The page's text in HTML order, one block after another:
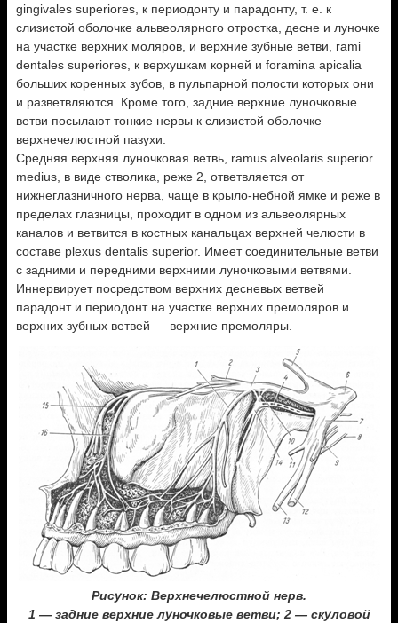
gingivales superiores, к периодонту и парадонту, т. е. к
слизистой оболочке альвеолярного отростка, десне и луночке
на участке верхних моляров, и верхние зубные ветви, rami
dentales superiores, к верхушкам корней и foramina apicalia
больших коренных зубов, в пульпарной полости которых они
и разветвляются. Кроме того, задние верхние луночковые
ветви посылают тонкие нервы к слизистой оболочке
верхнечелюстной пазухи.
Средняя верхняя луночковая ветвь, ramus alveolaris superior
medius, в виде стволика, реже 2, ответвляется от
нижнеглазничного нерва, чаще в крыло-небной ямке и реже в
пределах глазницы, проходит в одном из альвеолярных
каналов и ветвится в костных канальцах верхней челюсти в
составе plexus dentalis superior. Имеет соединительные ветви
с задними и передними верхними луночковыми ветвями.
Иннервирует посредством верхних десневых ветвей
парадонт и периодонт на участке верхних премоляров и
верхних зубных ветвей — верхние премоляры.
Рисунок: Верхнечелюстной нерв.
1 — задние верхние луночковые ветви; 2 — скуловой